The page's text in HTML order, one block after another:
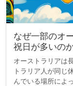
なぜ一部のオ
祝日が多いの
オーストラリアは
トラリア人が同じ
んでいる場所によ